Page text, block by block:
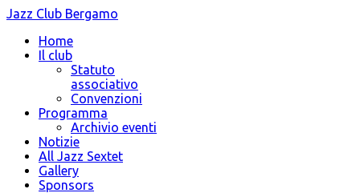
Jazz Club Bergamo
Home
Il club
Statuto
associativo
Convenzioni
Programma
Archivio eventi
Notizie
All Jazz Sextet
Gallery
Sponsors